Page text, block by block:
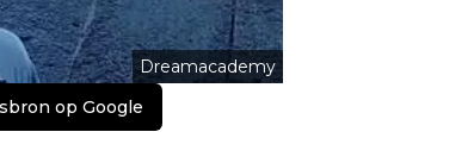
Dreamacademy
op Google